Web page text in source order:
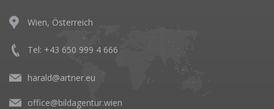
Wien, Österreich
Tel: +43 650 999 4 666
harald@artner.eu
office@bildagentur.wien